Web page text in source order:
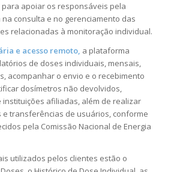
apoiar os responsáveis pela
consulta e no gerenciamento das
relacionadas à monitoração individual.
e acesso remoto, a plataforma
de doses individuais, mensais,
acompanhar o envio e o recebimento
dosímetros não devolvidos,
instituições afiliadas, além de realizar
e transferências de usuários, conforme
pela Comissão Nacional de Energia
utilizados pelos clientes estão o